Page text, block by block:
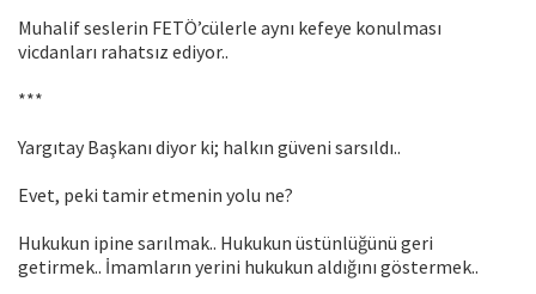
Muhalif seslerin FETÖ’cülerle aynı kefeye konulması
vicdanları rahatsız ediyor..
***
Yargıtay Başkanı diyor ki; halkın güveni sarsıldı..
Evet, peki tamir etmenin yolu ne?
Hukukun ipine sarılmak.. Hukukun üstünlüğünü geri
getirmek.. İmamların yerini hukukun aldığını göstermek..